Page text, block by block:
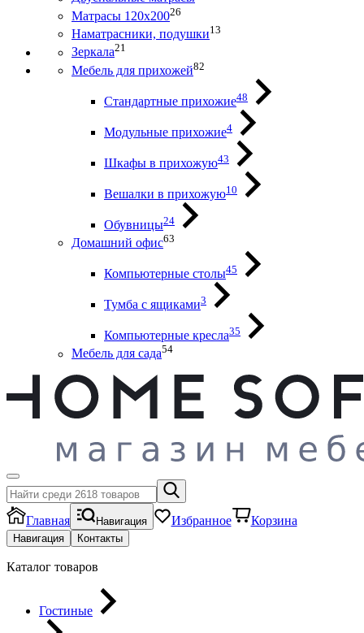
Матрасы 120х20026
Наматрасники, подушки13
Зеркала21
Мебель для прихожей82
Стандартные прихожие48
Модульные прихожие4
Шкафы в прихожую43
Вешалки в прихожую10
Обувницы24
Домашний офис63
Компьютерные столы45
Тумба с ящиками3
Компьютерные кресла35
Мебель для сада54
Главная Навигация Избранное Корзина
Навигация Контакты
Каталог товаров
Гостиные